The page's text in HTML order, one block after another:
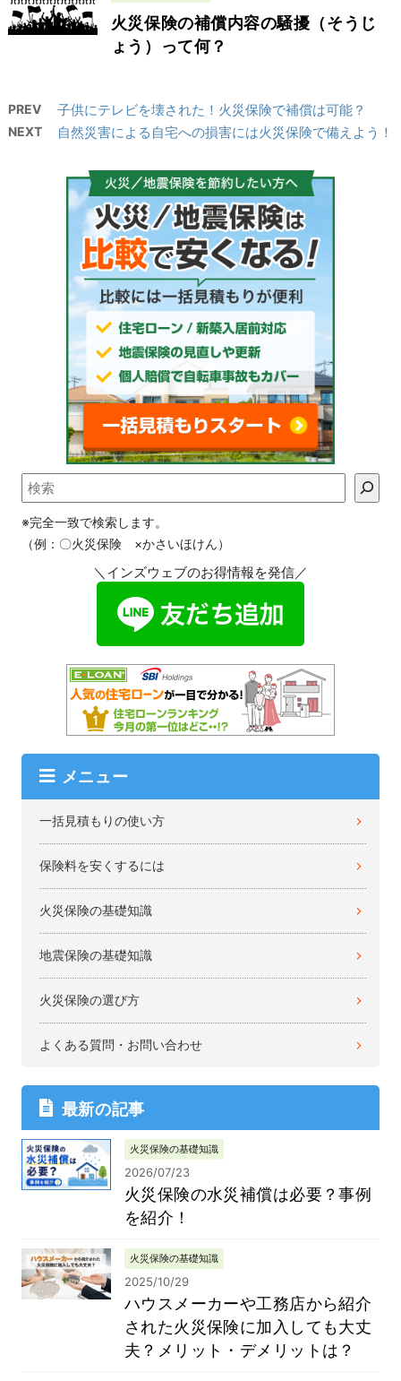
火災保険の補償内容の騒擾（そうじ
ょう）って何？
PREV 子供にテレビを壊された！火災保険で補償は可能？
NEXT 自然災害による自宅への損害には火災保険で備えよう！
※完全一致で検索します。
（例：〇火災保険 ×かさいほけん）
＼インズウェブのお得情報を発信／
メニュー
一括見積もりの使い方
保険料を安くするには
火災保険の基礎知識
地震保険の基礎知識
火災保険の選び方
よくある質問・お問い合わせ
最新の記事
火災保険の基礎知識
2026/07/23
火災保険の水災補償は必要？事例
を紹介！
火災保険の基礎知識
2025/10/29
ハウスメーカーや工務店から紹介
された火災保険に加入しても大丈
夫？メリット・デメリットは？